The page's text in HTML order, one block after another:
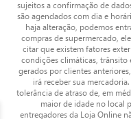
sujeitos a confirmação de
são agendados com dia e
haja alteração, podemos
compras de supermercado,
citar que existem fatores
condições climáticas, trânsito
gerados por clientes
irá receber sua
tolerância de atraso de, em
maior de idade no local
entregadores da Loja Online